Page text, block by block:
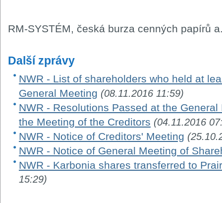
RM-SYSTÉM, česká burza cenných papírů
Další zprávy
NWR - List of shareholders who held at
General Meeting (08.11.2016 11:59)
NWR - Resolutions Passed at the
the Meeting of the Creditors (04.11.2016
NWR - Notice of Creditors' Meeting
NWR - Notice of General Meeting of
NWR - Karbonia shares transferred to
15:29)